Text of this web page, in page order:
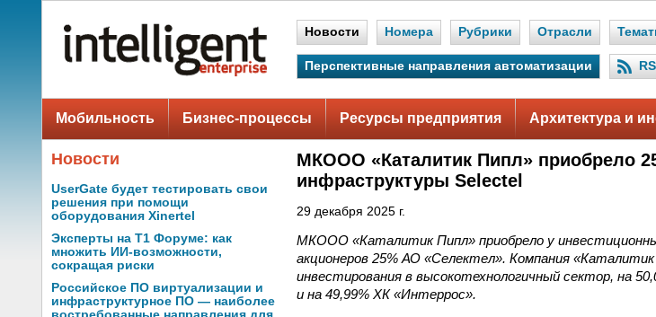
Новости Номера Рубрики Отрасли
Перспективные направления автоматизации
Мобильность Бизнес-процессы Ресурсы предприятия Архитектура и
Новости
UserGate будет тестировать свои
решения при помощи
оборудования Xinertel
Эксперты на Т1 Форуме: как
множить ИИ-возможности,
сокращая риски
Российское ПО виртуализации и
инфраструктурное ПО — наиболее
МКООО «Каталитик Пипл» приобрело
инфраструктуры Selectel
29 декабря 2025 г.
МКООО «Каталитик Пипл» приобрело у
акционеров 25% АО «Селектел». Компания
инвестирования в высокотехнологичный сектор, на
и на 49,99% ХК «Интеррос».